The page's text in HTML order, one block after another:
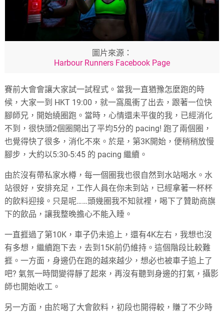
圖片來源：
Harbour Runners Facebook Page
賽前大會會讓大家試一試程式。當我一直猶豫怎麼跑的時
候，大家一到 HKT 19:00，就一窩風衝了出去，跟著一位快
腳師兄，開始繞圈跑。當時，心情還未平復的我，已經消化
不到，很快頭2個圈開出了平均5分的 pacing! 跑了兩個圈，
也覺得快了很多，消化不來。於是，第3K開始，便稍稍放慢
腳步，大約以5:30-5:45 的 pacing 繼續。
由於沒有帶私家水樽，每一個圈我也很自然到水站喝水。水
站很好，安排充足，工作人員在你未到站，已經拿著一杯杯
的飲料迎接。只是呢……頭幾圈我不知就裡，喝下了贊助商旗
下的飲品，讓我整晚擔心不能入睡。
一直捱過了第10K，車子仍未追上，還有4K左右，我想也沒
有多想，繼續跑下去，去到15K前仍維持。這個階段比較難
捱。一方面，身邊仍在跑的越來越少，想必也被車子追上了
吧? 氣氛一時間變得靜了起來，再沒有聽到身邊的打氣，攝影
師也開始收工。
另一方面，由於喝了大會飲料，初段也開得較，賺了不少時